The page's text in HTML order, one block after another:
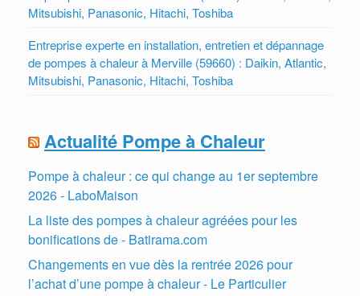
Mitsubishi, Panasonic, Hitachi, Toshiba
Entreprise experte en installation, entretien et dépannage
de pompes à chaleur à Merville (59660) : Daikin, Atlantic,
Mitsubishi, Panasonic, Hitachi, Toshiba
Actualité Pompe à Chaleur
Pompe à chaleur : ce qui change au 1er septembre
2026 - LaboMaison
La liste des pompes à chaleur agréées pour les
bonifications de - Batirama.com
Changements en vue dès la rentrée 2026 pour
l’achat d’une pompe à chaleur - Le Particulier